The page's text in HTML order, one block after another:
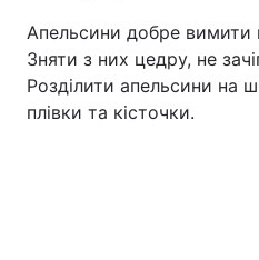
Апельсини добре вимити
Зняти з них цедру, не
Розділити апельсини на
плівки та кісточки.